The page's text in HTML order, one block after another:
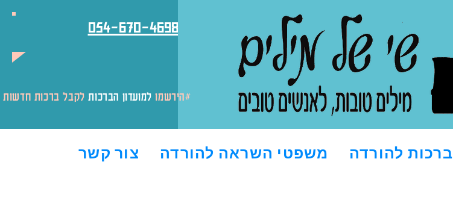
054-670-4698
#הירשמו למועדון הברכות לקבל ברכות חדשות והטבות#
ברכות להורדה משפטי השראה להורדה צור קשר